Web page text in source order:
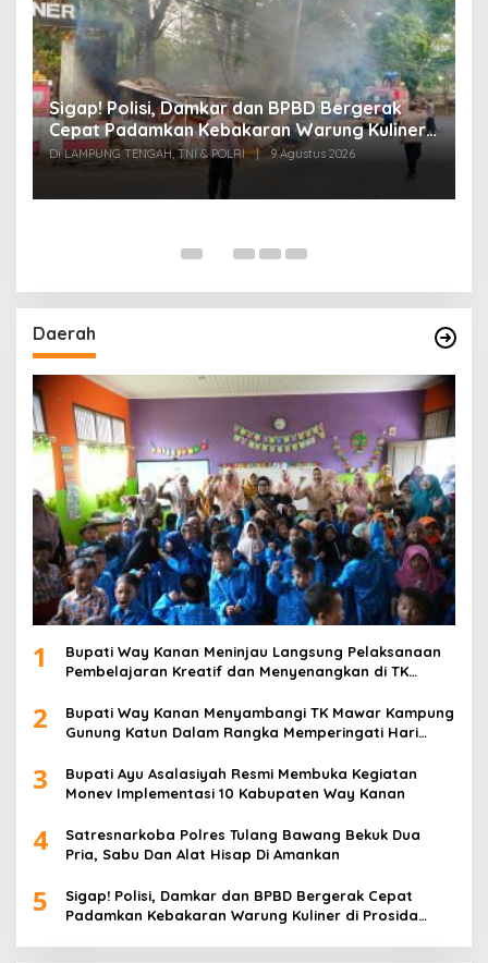
Sigap! Polisi, Damkar dan BPBD Bergerak
Cepat Padamkan Kebakaran Warung Kuliner
di Prosida Bandar Jaya
Di LAMPUNG TENGAH, TNI & POLRI | 9 Agustus 2026
Daerah
1
Bupati Way Kanan Meninjau Langsung Pelaksanaan
Pembelajaran Kreatif dan Menyenangkan di TK
2
Bupati Way Kanan Menyambangi TK Mawar Kampung
Gunung Katun Dalam Rangka Memperingati Hari
3
Bupati Ayu Asalasiyah Resmi Membuka Kegiatan
Monev Implementasi 10 Kabupaten Way Kanan
4
Satresnarkoba Polres Tulang Bawang Bekuk Dua
Pria, Sabu Dan Alat Hisap Di Amankan
5
Sigap! Polisi, Damkar dan BPBD Bergerak Cepat
Padamkan Kebakaran Warung Kuliner di Prosida